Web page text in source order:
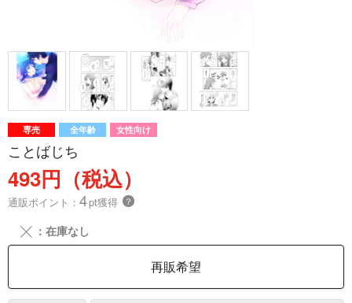
専売 全年齢 女性向け
ことばじち
493円（税込）
通販ポイント： 4pt獲得 ？
╳ ：在庫なし
再販希望